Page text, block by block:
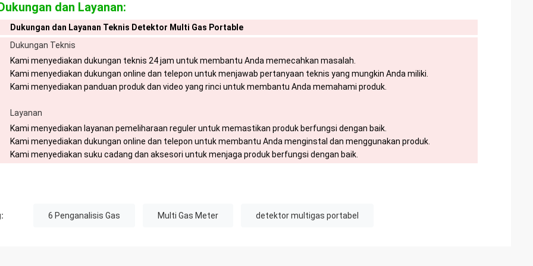
dan Layanan:
Dukungan dan Layanan Teknis Detektor Multi Gas Portable
Dukungan Teknis
Kami menyediakan dukungan teknis 24 jam untuk membantu Anda memecahkan masalah.
Kami menyediakan dukungan online dan telepon untuk menjawab pertanyaan teknis yang mungkin Anda miliki.
Kami menyediakan panduan produk dan video yang rinci untuk membantu Anda memahami produk.
Layanan
Kami menyediakan layanan pemeliharaan reguler untuk memastikan produk berfungsi dengan baik.
Kami menyediakan dukungan online dan telepon untuk membantu Anda menginstal dan menggunakan produk.
Kami menyediakan suku cadang dan aksesori untuk menjaga produk berfungsi dengan baik.
6 Penganalisis Gas Multi Gas Meter detektor multigas portabel